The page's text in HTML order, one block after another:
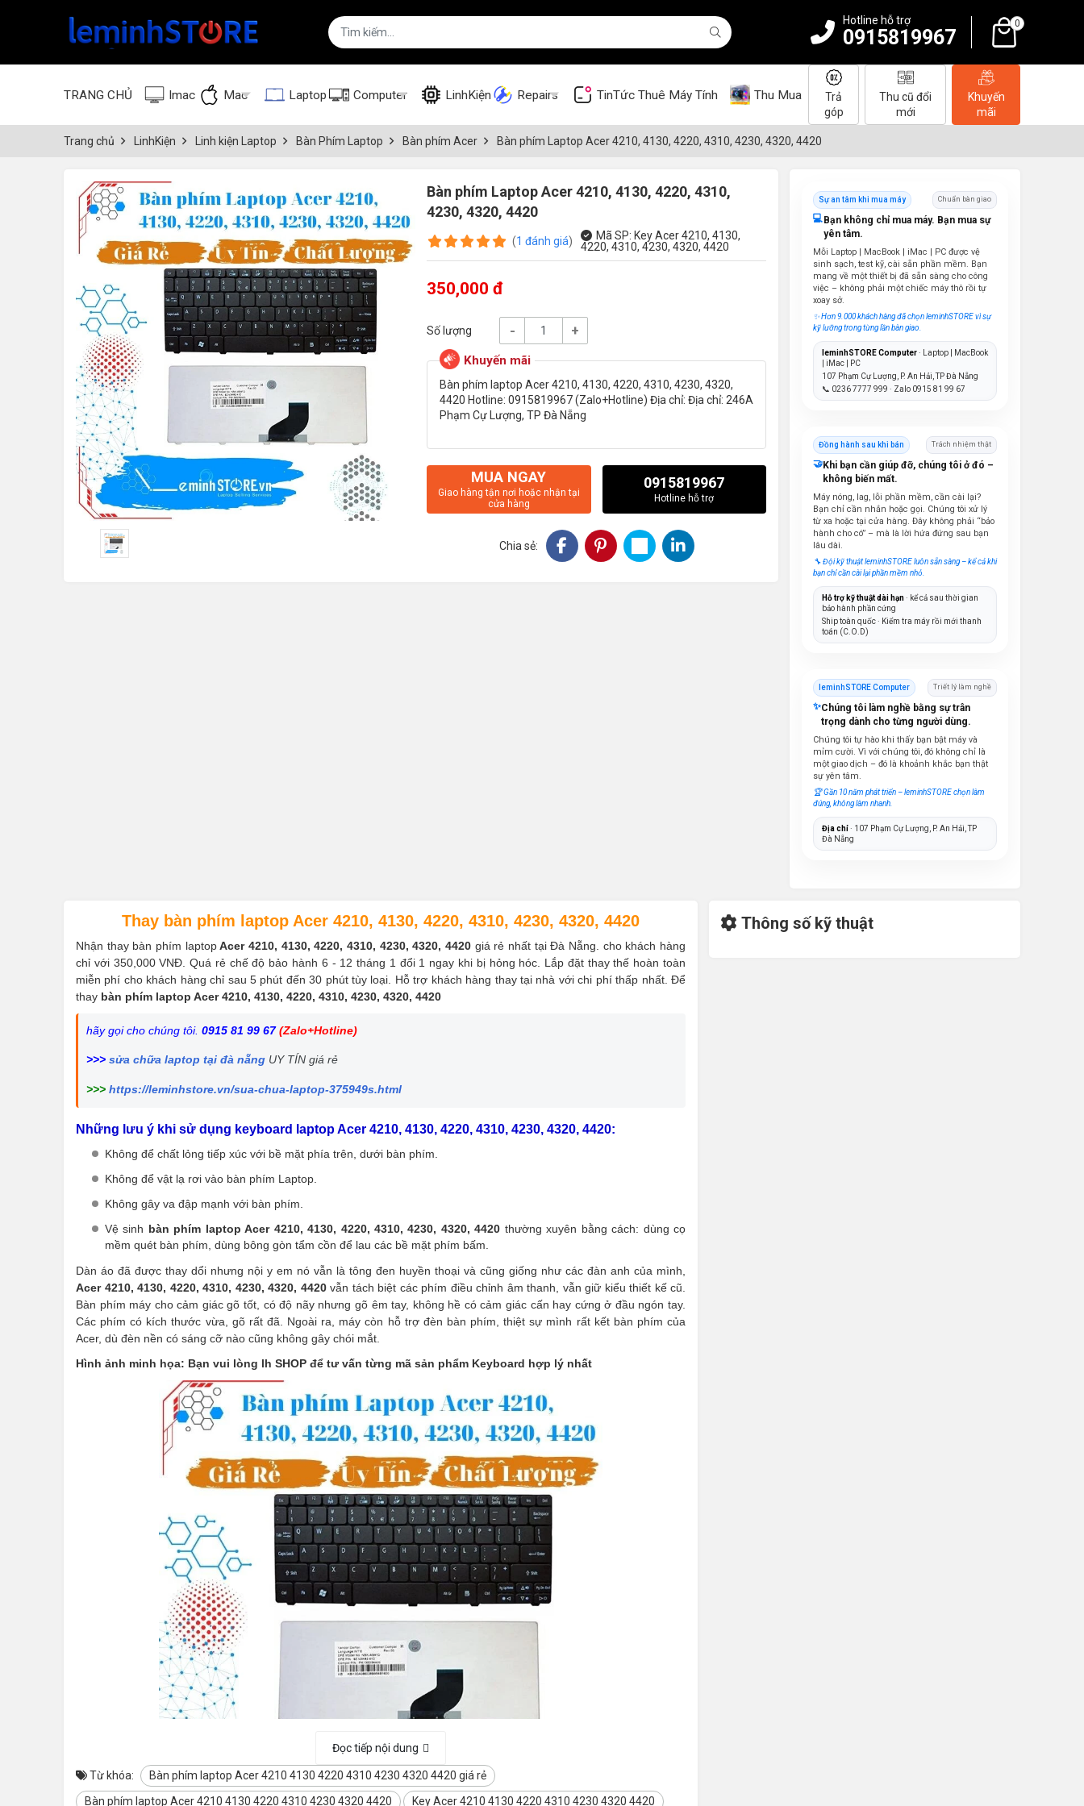
Hotline hỗ trợ
0915819967
0
TRANG CHỦ Imac Mac Laptop Computer LinhKiện Repairs TinTức Thuê Máy Tính Thu Mua
Trả
góp
Thu cũ đổi
mới
Khuyến
mãi
Trang chủ LinhKiện Linh kiện Laptop Bàn Phím Laptop Bàn phím Acer Bàn phím Laptop Acer 4210, 4130, 4220, 4310, 4230, 4320, 4420
Bàn phím Laptop Acer 4210, 4130, 4220, 4310,
4230, 4320, 4420
(1 đánh giá) Mã SP: Key Acer 4210, 4130,
4220, 4310, 4230, 4320, 4420
350,000 đ
Số lượng - +
Bàn phím laptop Acer 4210, 4130, 4220, 4310, 4230, 4320,
4420 Hotline: 0915819967 (Zalo+Hotline) Địa chỉ: Địa chỉ: 246A
Phạm Cự Lượng, TP Đà Nẵng
MUA NGAY
Giao hàng tận nơi hoặc nhận tại
cửa hàng
0915819967
Hotline hỗ trợ
Chia sẻ:
Sự an tâm khi mua máy Chuẩn bàn giao
💻 Bạn không chỉ mua máy. Bạn mua sự
yên tâm.
Mỗi Laptop | MacBook | iMac | PC được vệ
sinh sạch, test kỹ, cài sẵn phần mềm. Bạn
mang về một thiết bị đã sẵn sàng cho công
việc – không phải một chiếc máy thô rồi tự
xoay sở.
✨ Hơn 9.000 khách hàng đã chọn leminhSTORE vì sự
kỹ lưỡng trong từng lần bàn giao.
leminhSTORE Computer· Laptop | MacBook
| iMac | PC
107 Phạm Cự Lượng, P. An Hải, TP Đà Nẵng
📞 0236 7777 999 · Zalo 0915 81 99 67
Đồng hành sau khi bán Trách nhiệm thật
🤝Khi bạn cần giúp đỡ, chúng tôi ở đó –
không biến mất.
Máy nóng, lag, lỗi phần mềm, cần cài lại?
Bạn chỉ cần nhắn hoặc gọi. Chúng tôi xử lý
từ xa hoặc tại cửa hàng. Đây không phải “bảo
hành cho có” – mà là lời hứa đứng sau bạn
lâu dài.
🔧 Đội kỹ thuật leminhSTORE luôn sẵn sàng – kể cả khi
bạn chỉ cần cài lại phần mềm nhỏ.
Hỗ trợ kỹ thuật dài hạn· kể cả sau thời gian
bảo hành phần cứng
Ship toàn quốc · Kiểm tra máy rồi mới thanh
toán (C.O.D)
leminhSTORE Computer Triết lý làm nghề
✨Chúng tôi làm nghề bằng sự trân
trọng dành cho từng người dùng.
Chúng tôi tự hào khi thấy bạn bật máy và
mỉm cười. Vì với chúng tôi, đó không chỉ là
một giao dịch – đó là khoảnh khắc bạn thật
sự yên tâm.
🏆 Gần 10 năm phát triển – leminhSTORE chọn làm
đúng, không làm nhanh.
Địa chỉ· 107 Phạm Cự Lượng, P. An Hải, TP
Đà Nẵng
Thay bàn phím laptop Acer 4210, 4130, 4220, 4310, 4230, 4320, 4420
Nhận thay bàn phím laptopAcer 4210, 4130, 4220, 4310, 4230, 4320, 4420 giá rẻ nhất tại Đà Nẵng. cho khách hàng
chỉ với 350,000 VNĐ. Quá rẻ chế độ bảo hành 6 - 12 tháng 1 đổi 1 ngay khi bị hỏng hóc. Lắp đặt thay thế hoàn toàn
miễn phí cho khách hàng chỉ sau 5 phút đến 30 phút tùy loại. Hỗ trợ khách hàng thay tại nhà với chi phí thấp nhất. Để
thay bàn phím laptop Acer 4210, 4130, 4220, 4310, 4230, 4320, 4420
hãy gọi cho chúng tôi. 0915 81 99 67(Zalo+Hotline)
>>> sửa chữa laptop tại đà nẵng UY TÍN giá rẻ
>>> https://leminhstore.vn/sua-chua-laptop-375949s.html
Những lưu ý khi sử dụng keyboard laptop Acer 4210, 4130, 4220, 4310, 4230, 4320, 4420:
Không để chất lỏng tiếp xúc với bề mặt phía trên, dưới bàn phím.
Không để vật lạ rơi vào bàn phím Laptop.
Không gây va đập mạnh với bàn phím.
Vệ sinh bàn phím laptop Acer 4210, 4130, 4220, 4310, 4230, 4320, 4420 thường xuyên bằng cách: dùng cọ
mềm quét bàn phím, dùng bông gòn tẩm cồn để lau các bề mặt phím bấm.
Dàn áo đã được thay dổi nhưng nội y em nó vẫn là tông đen huyền thoại và cũng giống như các đàn anh của mình,
Acer 4210, 4130, 4220, 4310, 4230, 4320, 4420vẫn tách biệt các phím điều chỉnh âm thanh, vẫn giữ kiểu thiết kế cũ.
Bàn phím máy cho cảm giác gõ tốt, có độ nãy nhưng gõ êm tay, không hề có cảm giác cấn hay cứng ở đầu ngón tay.
Các phím có kích thước vừa, gõ rất đã. Ngoài ra, máy còn hỗ trợ đèn bàn phím, thiệt sự mình rất kết bàn phím của
Acer, dù đèn nền có sáng cỡ nào cũng không gây chói mắt.
Hình ảnh minh họa: Bạn vui lòng lh SHOP để tư vấn từng mã sản phẩm Keyboard hợp lý nhất
Đọc tiếp nội dung
Từ khóa:
Bàn phím laptop Acer 4210 4130 4220 4310 4230 4320 4420 giá rẻ
Bàn phím laptop Acer 4210 4130 4220 4310 4230 4320 4420
Key Acer 4210 4130 4220 4310 4230 4320 4420
Thông số kỹ thuật